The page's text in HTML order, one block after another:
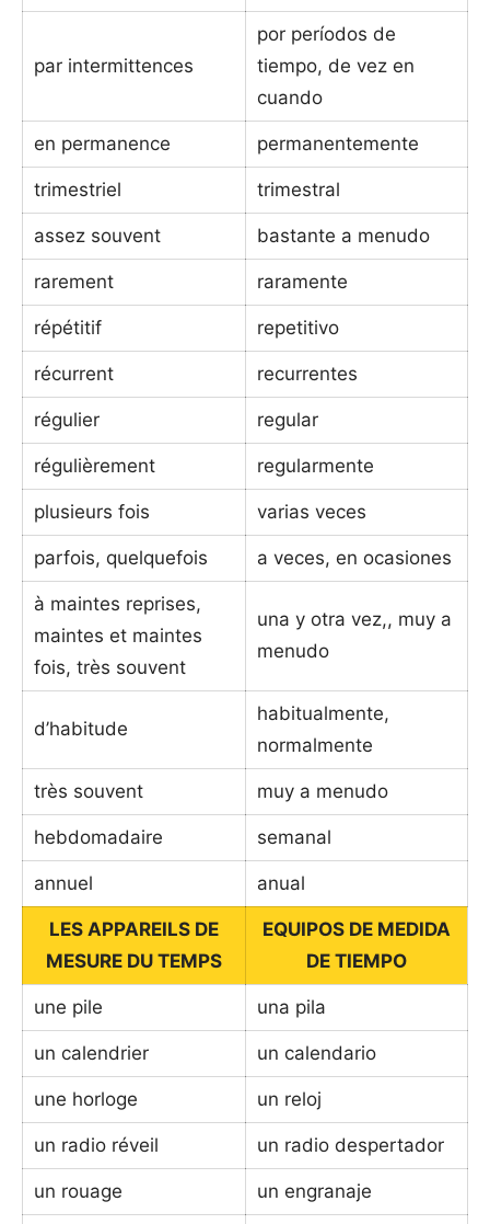
par intermittences
por períodos de
tiempo, de vez en
cuando
en permanence permanentemente
trimestriel trimestral
assez souvent bastante a menudo
rarement raramente
répétitif repetitivo
récurrent recurrentes
régulier regular
régulièrement regularmente
plusieurs fois varias veces
parfois, quelquefois a veces, en ocasiones
à maintes reprises,
maintes et maintes
fois, très souvent
una y otra vez,, muy a
menudo
d’habitude
habitualmente,
normalmente
très souvent muy a menudo
hebdomadaire semanal
annuel anual
LES APPAREILS DE
MESURE DU TEMPS
EQUIPOS DE MEDIDA
DE TIEMPO
une pile una pila
un calendrier un calendario
une horloge un reloj
un radio réveil un radio despertador
un rouage un engranaje